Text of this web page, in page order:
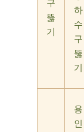
구
뚫
기
하
수
구
뚫
기
용
인